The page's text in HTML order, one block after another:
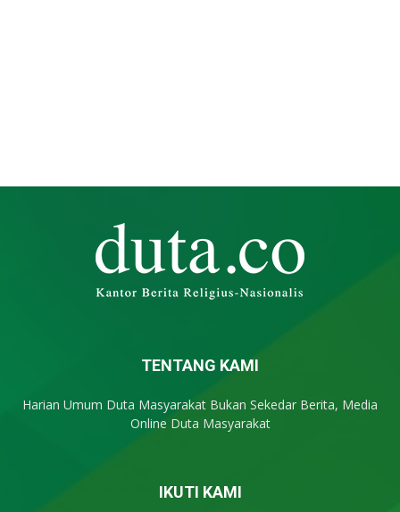
TENTANG KAMI
Harian Umum Duta Masyarakat Bukan Sekedar Berita, Media
Online Duta Masyarakat
IKUTI KAMI